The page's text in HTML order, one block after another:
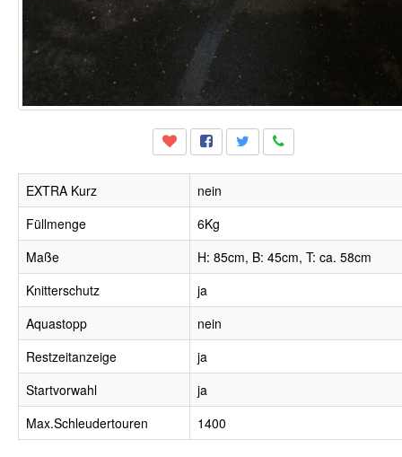
EXTRA Kurz
nein
Füllmenge
6Kg
Maße
H: 85cm, B: 45cm, T: ca. 58cm
Knitterschutz
ja
Aquastopp
nein
Restzeitanzeige
ja
Startvorwahl
ja
Max.Schleudertouren
1400